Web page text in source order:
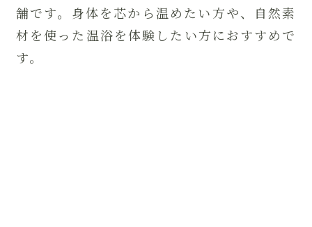
舗です。身体を芯から温めたい方や、自然素
材を使った温浴を体験したい方におすすめで
す。